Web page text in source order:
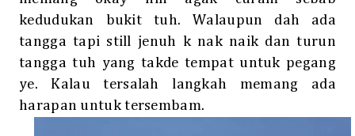
kedudukan bukit tuh. Walaupun dah ada
tangga tapi still jenuh k nak naik dan turun
tangga tuh yang takde tempat untuk pegang
ye. Kalau tersalah langkah memang ada
harapan untuk tersembam.